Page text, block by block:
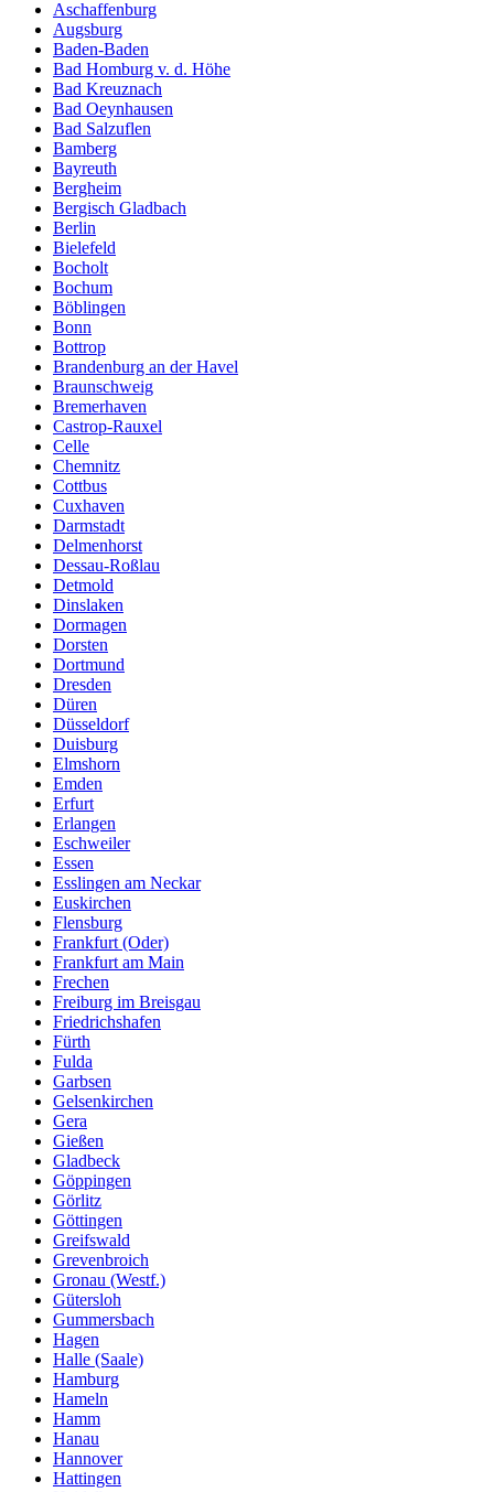
Aschaffenburg
Augsburg
Baden-Baden
Bad Homburg v. d. Höhe
Bad Kreuznach
Bad Oeynhausen
Bad Salzuflen
Bamberg
Bayreuth
Bergheim
Bergisch Gladbach
Berlin
Bielefeld
Bocholt
Bochum
Böblingen
Bonn
Bottrop
Brandenburg an der Havel
Braunschweig
Bremerhaven
Castrop-Rauxel
Celle
Chemnitz
Cottbus
Cuxhaven
Darmstadt
Delmenhorst
Dessau-Roßlau
Detmold
Dinslaken
Dormagen
Dorsten
Dortmund
Dresden
Düren
Düsseldorf
Duisburg
Elmshorn
Emden
Erfurt
Erlangen
Eschweiler
Essen
Esslingen am Neckar
Euskirchen
Flensburg
Frankfurt (Oder)
Frankfurt am Main
Frechen
Freiburg im Breisgau
Friedrichshafen
Fürth
Fulda
Garbsen
Gelsenkirchen
Gera
Gießen
Gladbeck
Göppingen
Görlitz
Göttingen
Greifswald
Grevenbroich
Gronau (Westf.)
Gütersloh
Gummersbach
Hagen
Halle (Saale)
Hamburg
Hameln
Hamm
Hanau
Hannover
Hattingen